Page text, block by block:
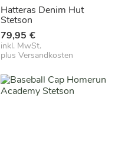
Hatteras Denim Hut
Stetson
79,95 €
inkl. MwSt.
plusVersandkosten